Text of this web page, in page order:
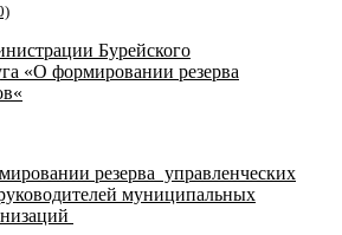
Бурейского
«О формировании резерва
«
резерва управленческих
муниципальных